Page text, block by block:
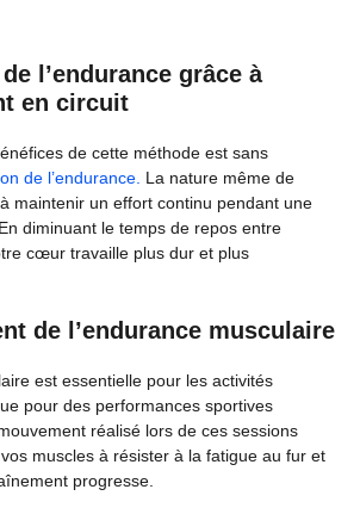
l’endurance grâce à
en circuit
de cette méthode est sans
de l’endurance. La nature même de
maintenir un effort continu pendant une
diminuant le temps de repos entre
cœur travaille plus dur et plus
de l’endurance musculaire
est essentielle pour les activités
pour des performances sportives
réalisé lors de ces sessions
muscles à résister à la fatigue au fur et
progresse.